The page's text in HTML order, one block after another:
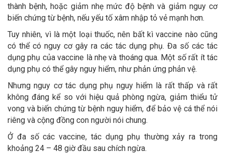
thành bệnh, hoặc giảm nhẹ mức độ bệnh và giảm nguy cơ
biến chứng từ bệnh, nếu yếu tố xâm nhập tỏ vẻ mạnh hơn.
Tuy nhiên, vì là một loại thuốc, nên bất kì vaccine nào cũng
có thể có nguy cơ gây ra các tác dụng phụ. Đa số các tác
dụng phụ của vaccine là nhẹ và thoáng qua. Một số rất ít tác
dụng phụ có thể gây nguy hiểm, như phản ứng phản vệ.
Nhưng nguy cơ tác dụng phụ nguy hiểm là rất thấp và rất
không đáng kể so với hiệu quả phòng ngừa, giảm thiểu tử
vong và biến chứng từ bệnh nguy hiểm, để bảo vệ cá thể nói
riêng và cộng đồng con người nói chung.
Ở đa số các vaccine, tác dụng phụ thường xảy ra trong
khoảng 24 – 48 giờ đầu sau chích ngừa.